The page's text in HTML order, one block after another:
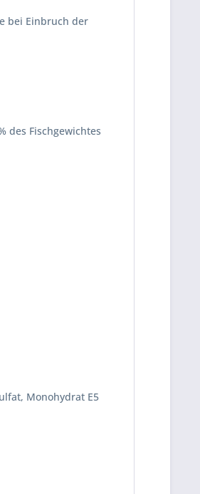
bei Einbruch der
des Fischgewichtes
Monohydrat E5